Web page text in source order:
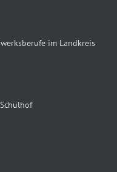
im Landkreis